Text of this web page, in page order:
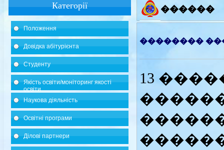
Категорії
Положення
Довідка абітурієнта
Студенту
Якість освіти/моніторинг якості
освіти
Наукова діяльність
Освітні програми
Ділові партнери
������
��������
13